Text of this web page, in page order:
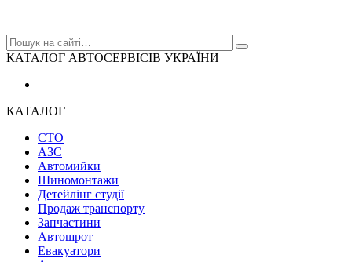
КАТАЛОГ АВТОСЕРВІСІВ УКРАЇНИ
КАТАЛОГ
СТО
АЗС
Автомийки
Шиномонтажи
Детейлінг студії
Продаж транспорту
Запчастини
Автошрот
Евакуатори